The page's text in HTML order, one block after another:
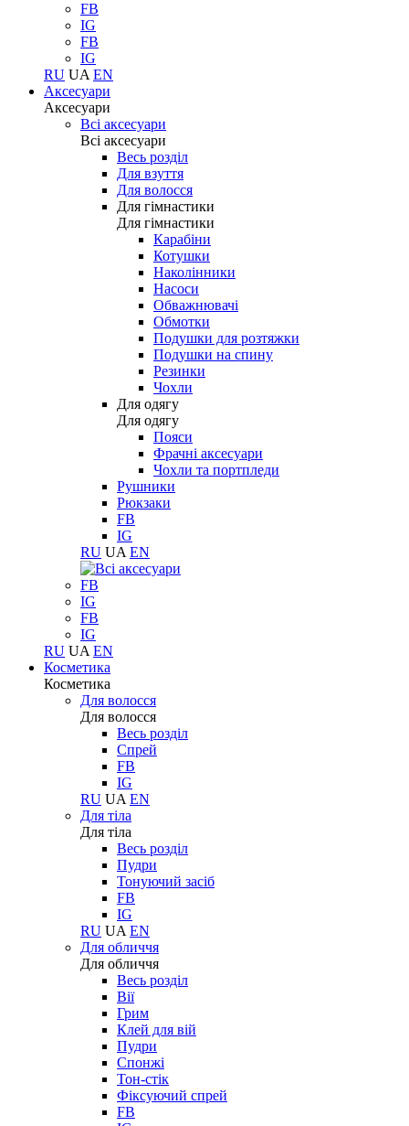
FB
IG
FB
IG
RU UA EN
Аксесуари
Аксесуари
Всі аксесуари
Всі аксесуари
Весь розділ
Для взуття
Для волосся
Для гімнастики
Для гімнастики
Карабіни
Котушки
Наколінники
Насоси
Обважнювачі
Обмотки
Подушки для розтяжки
Подушки на спину
Резинки
Чохли
Для одягу
Для одягу
Пояси
Фрачні аксесуари
Чохли та портпледи
Рушники
Рюкзаки
FB
IG
RU UA EN
FB
IG
FB
IG
RU UA EN
Косметика
Косметика
Для волосся
Для волосся
Весь розділ
Спрей
FB
IG
RU UA EN
Для тіла
Для тіла
Весь розділ
Пудри
Тонуючий засіб
FB
IG
RU UA EN
Для обличчя
Для обличчя
Весь розділ
Вії
Грим
Клей для вій
Пудри
Спонжі
Тон-стік
Фіксуючий спрей
FB